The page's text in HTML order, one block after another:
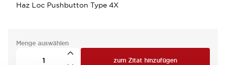
Haz Loc Pushbutton Type 4X
Menge auswählen
zum Zitat hinzufügen